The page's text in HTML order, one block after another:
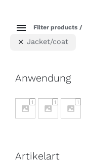
Filter products
Jacket/coat
Anwendung
1 1 1
Artikelart